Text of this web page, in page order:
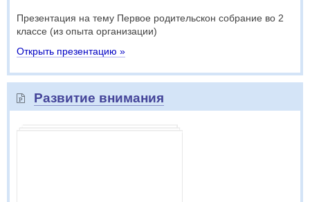
Презентация на тему Первое родительскон собрание во 2
классе (из опыта организации)
Открыть презентацию »
Развитие внимания